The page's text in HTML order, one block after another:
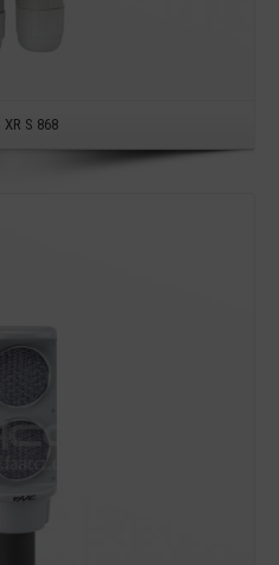
XR S 868